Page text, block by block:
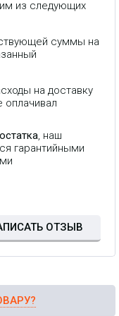
из следующих
суммы на
на доставку
оплачивал
, наш
гарантийными
ОТЗЫВ
4
с